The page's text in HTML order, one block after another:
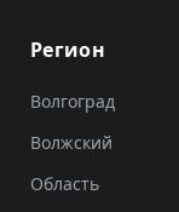
Регион
Волгоград
Волжский
Область